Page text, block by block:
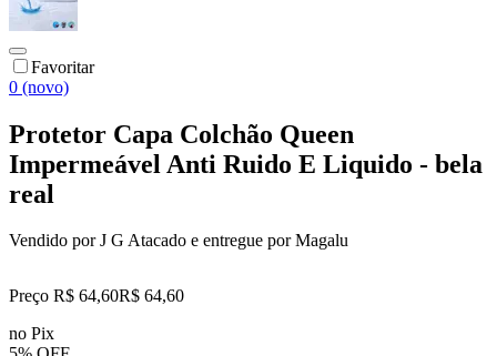
Favoritar
0 (novo)
Protetor Capa Colchão Queen
Impermeável Anti Ruido E Liquido - bela
real
Vendido porJ G Atacado e entregue por Magalu
Preço R$ 64,60R$ 64,60
no Pix